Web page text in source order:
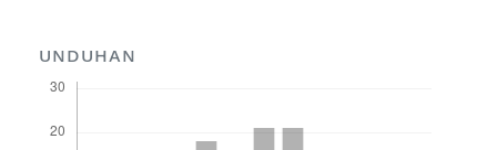
UNDUHAN